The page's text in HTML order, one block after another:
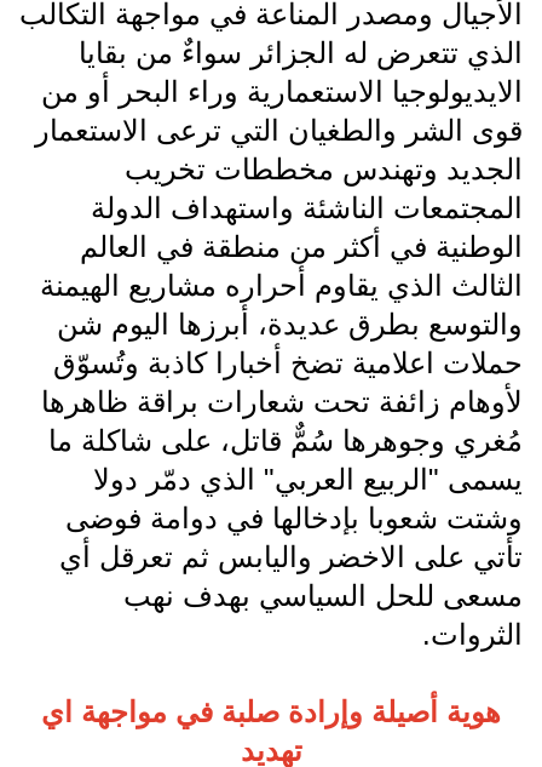
الأجيال ومصدر المناعة في مواجهة التكالب
الذي تتعرض له الجزائر سواءٌ من بقايا
الايديولوجيا الاستعمارية وراء البحر أو من
قوى الشر والطغيان التي ترعى الاستعمار
الجديد وتهندس مخططات تخريب
المجتمعات الناشئة واستهداف الدولة
الوطنية في أكثر من منطقة في العالم
الثالث الذي يقاوم أحراره مشاريع الهيمنة
والتوسع بطرق عديدة، أبرزها اليوم شن
حملات اعلامية تضخ أخبارا كاذبة وتُسوّق
لأوهام زائفة تحت شعارات براقة ظاهرها
مُغري وجوهرها سُمٌّ قاتل، على شاكلة ما
يسمى "الربيع العربي" الذي دمّر دولا
وشتت شعوبا بإدخالها في دوامة فوضى
تأتي على الاخضر واليابس ثم تعرقل أي
مسعى للحل السياسي بهدف نهب
الثروات.
هوية أصيلة وإرادة صلبة في مواجهة اي
تهديد